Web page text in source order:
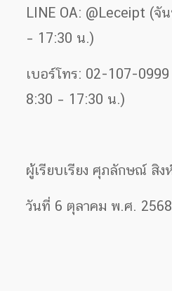
LINE OA: @Leceipt (จั
– 17:30 น.)
เบอร์โทร: 02-107-
8:30 – 17:30 น.)
ผู้เรียบเรียง ศุภลักษณ์ สิง
วันที่ 6 ตุลาคม พ.ศ. 2568